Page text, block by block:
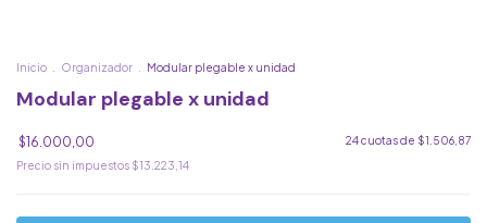
Inicio Organizador Modular plegable x unidad
Modular plegable x unidad
$16.000,00 24cuotas de $1.506,87
Precio sin impuestos $13.223,14